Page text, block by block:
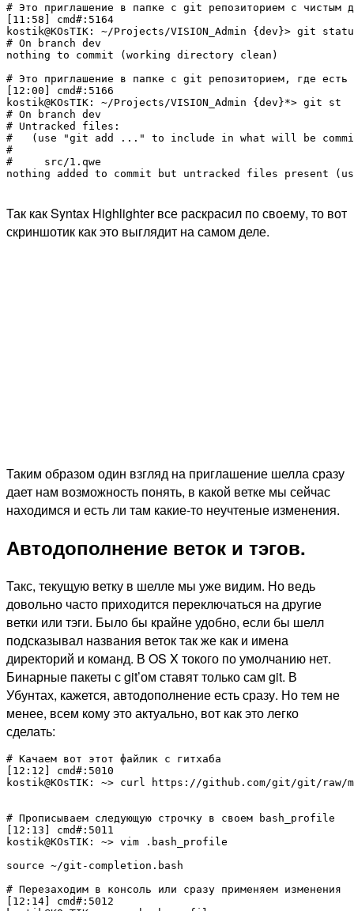
# Это приглашение в папке с git репозиторием с чистым
[11:58] cmd#:5164
kostik@KOsTIK: ~/Projects/VISION_Admin {dev}> git
# On branch dev
nothing to commit (working directory clean)
# Это приглашение в папке с git репозиторием, где есть
[12:00] cmd#:5166
kostik@KOsTIK: ~/Projects/VISION_Admin {dev}*> git st
# On branch dev
# Untracked files:
#   (use "git add
..." to include in what will be
#
#     src/1.qwe
nothing added to commit but untracked files present
Так как Syntax Highlighter все раскрасил по своему, то вот
скриншотик как это выглядит на самом деле.
Таким образом один взгляд на приглашение шелла сразу
дает нам возможность понять, в какой ветке мы сейчас
находимся и есть ли там какие-то неучтеные изменения.
Автодополнение веток и тэгов.
Такс, текущую ветку в шелле мы уже видим. Но ведь
довольно часто приходится переключаться на другие
ветки или тэги. Было бы крайне удобно, если бы шелл
подсказывал названия веток так же как и имена
директорий и команд. В OS X токого по умолчанию нет.
Бинарные пакеты с git’ом ставят только сам git. В
Убунтах, кажется, автодополнение есть сразу. Но тем не
менее, всем кому это актуально, вот как это легко
сделать:
# Качаем вот этот файлик с гитхаба
[12:12] cmd#:5010
kostik@KOsTIK: ~> curl https://github.com/git/git/raw/
# Прописываем следующую строчку в своем bash_profile
[12:13] cmd#:5011
kostik@KOsTIK: ~> vim .bash_profile
source ~/git-completion.bash
# Перезаходим в консоль или сразу применяем изменения
[12:14] cmd#:5012